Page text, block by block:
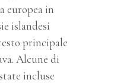
europea in
islandesi
principale
Alcune di
incluse